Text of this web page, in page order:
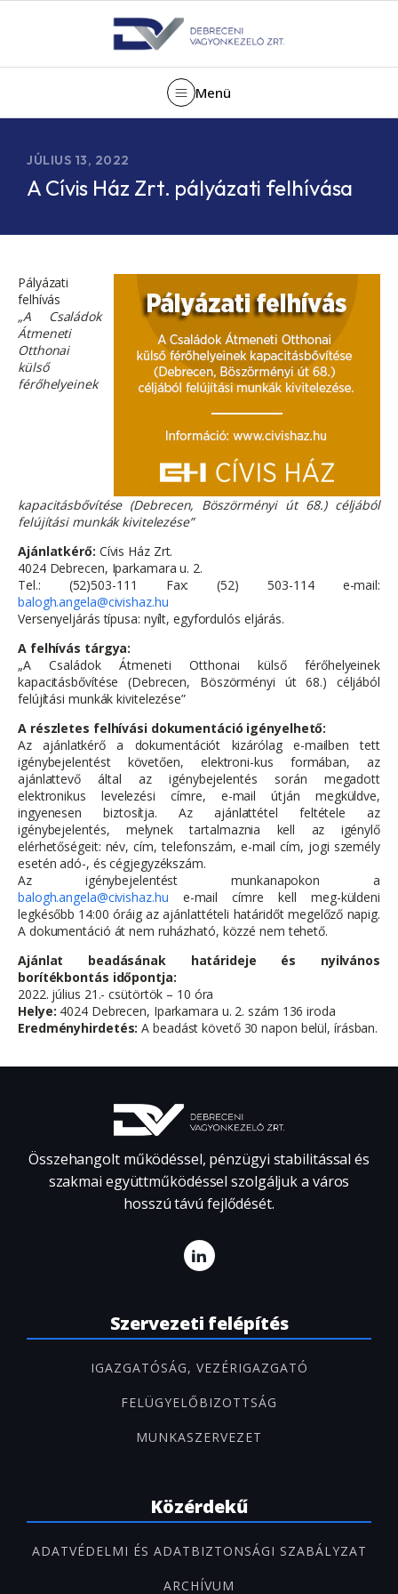
Menü
JÚLIUS 13, 2022
A Cívis Ház Zrt. pályázati felhívása
Pályázati
felhívás
„A Családok
Átmeneti
Otthonai
külső
férőhelyeinek
kapacitásbővítése (Debrecen, Böszörményi út 68.) céljából
felújítási munkák kivitelezése”
Ajánlatkérő: Cívis Ház Zrt.
4024 Debrecen, Iparkamara u. 2.
Tel.: (52)503-111 Fax: (52) 503-114 e-mail:
balogh.angela@civishaz.hu
Versenyeljárás típusa: nyílt, egyfordulós eljárás.
A felhívás tárgya:
„A Családok Átmeneti Otthonai külső férőhelyeinek
kapacitásbővítése (Debrecen, Böszörményi út 68.) céljából
felújítási munkák kivitelezése”
A részletes felhívási dokumentáció igényelhető:
Az ajánlatkérő a dokumentációt kizárólag e-mailben tett
igénybejelentést követően, elektroni-kus formában, az
ajánlattevő által az igénybejelentés során megadott
elektronikus levelezési címre, e-mail útján megküldve,
ingyenesen biztosítja. Az ajánlattétel feltétele az
igénybejelentés, melynek tartalmaznia kell az igénylő
elérhetőségeit: név, cím, telefonszám, e-mail cím, jogi személy
esetén adó-, és cégjegyzékszám.
Az igénybejelentést munkanapokon a
balogh.angela@civishaz.hu e-mail címre kell meg-küldeni
legkésőbb 14:00 óráig az ajánlattételi határidőt megelőző napig.
A dokumentáció át nem ruházható, közzé nem tehető.
Ajánlat beadásának határideje és nyilvános
borítékbontás időpontja:
2022. július 21.- csütörtök – 10 óra
Helye: 4024 Debrecen, Iparkamara u. 2. szám 136 iroda
Eredményhirdetés: A beadást követő 30 napon belül, írásban.
Összehangolt működéssel, pénzügyi stabilitással és
szakmai együttműködéssel szolgáljuk a város
hosszú távú fejlődését.
Szervezeti felépítés
IGAZGATÓSÁG, VEZÉRIGAZGATÓ
FELÜGYELŐBIZOTTSÁG
MUNKASZERVEZET
Közérdekű
ADATVÉDELMI ÉS ADATBIZTONSÁGI SZABÁLYZAT
ARCHÍVUM